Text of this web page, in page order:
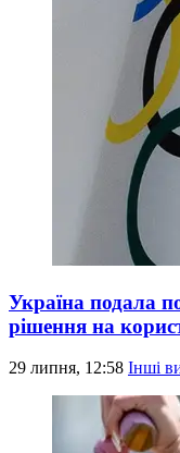
Україна подала
рішення на
29 липня, 12:58 Інші